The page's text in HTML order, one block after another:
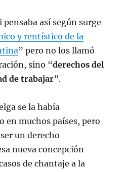
así según surge
y rentístico de la
” pero no los llamó
sino “derechos del
de trabajar”.
se la había
en muchos países, pero
un derecho
nueva concepción
de chantaje a la